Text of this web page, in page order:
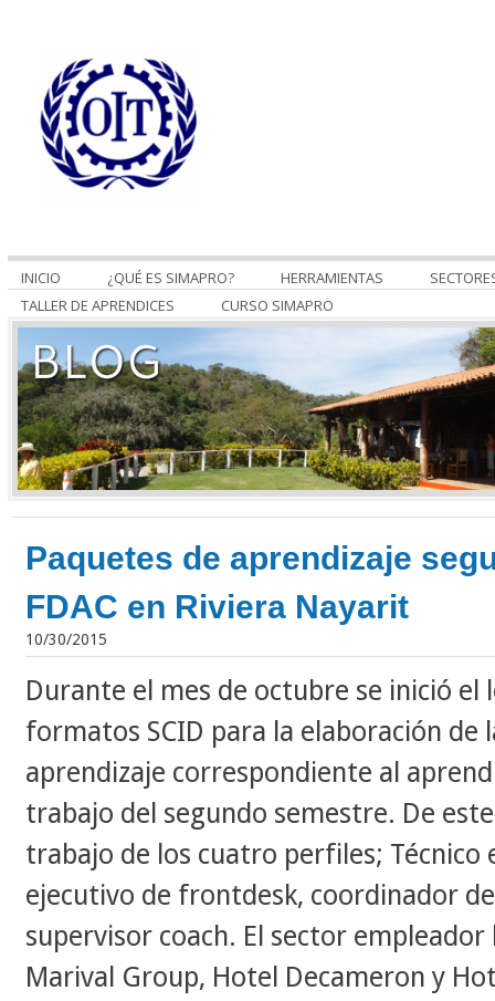
INICIO ¿QUÉ ES SIMAPRO? HERRAMIENTAS
TALLER DE APRENDICES
CURSO SIMAPRO
Paquetes de aprendizaje
FDAC en Riviera Nayarit
10/30/2015
Durante el mes de octubre se inició el
formatos SCID para la elaboración de
aprendizaje correspondiente al
trabajo del segundo semestre. De
trabajo de los cuatro perfiles;
ejecutivo de frontdesk, coordinador
supervisor coach. El sector
Marival Group, Hotel Decameron y